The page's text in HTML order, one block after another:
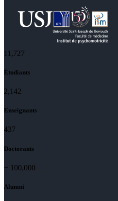
11,727
Étudiants
2,142
Enseignants
437
Doctorants
+ 100,000
Alumni